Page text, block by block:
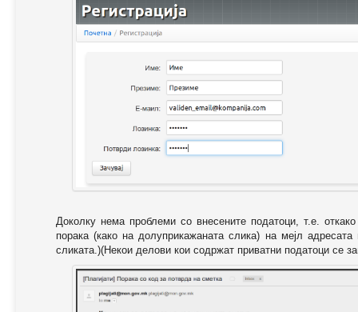
Доколку нема проблеми со внесените податоци, т.е.
порака (како на долуприкажаната слика) на мејл
сликата.)(Некои делови кои содржат приватни податоци се